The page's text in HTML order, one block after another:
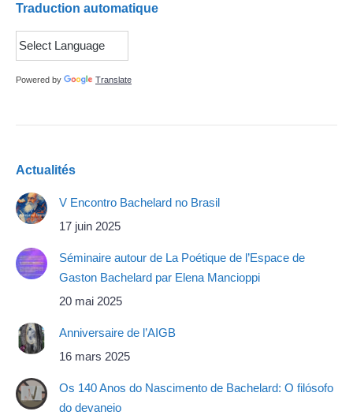
Traduction automatique
Powered by Translate
Actualités
V Encontro Bachelard no Brasil
17 juin 2025
Séminaire autour de La Poétique de l’Espace de
Gaston Bachelard par Elena Mancioppi
20 mai 2025
Anniversaire de l’AIGB
16 mars 2025
Os 140 Anos do Nascimento de Bachelard: O filósofo
do devaneio